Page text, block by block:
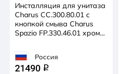
Инсталляция для унитаза
Charus CC.300.80.01 с
кнопкой смыва Charus
Spazio FP.330.46.01 хром
Россия
21490 q